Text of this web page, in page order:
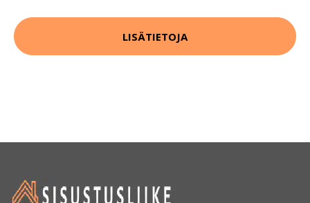
LISÄTIETOJA